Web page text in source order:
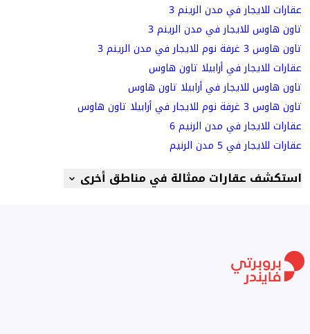
عقارات للايجار في مدن الرينم 3
تاون هاوس للايجار في مدن الرينم 3
تاون هاوس 3 غرفة نوم للايجار في مدن الرينم 3
عقارات للايجار في أرابيلا تاون هاوس
تاون هاوس للايجار في أرابيلا تاون هاوس
تاون هاوس 3 غرفة نوم للايجار في أرابيلا تاون هاوس
عقارات للايجار في مدن الرنيم 6
عقارات للايجار في 5 مدن الرنيم
استكشف عقارات ممثالة في مناطق أخرى